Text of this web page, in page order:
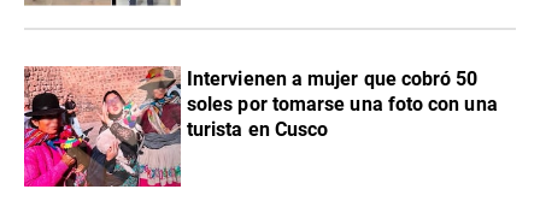
Intervienen a mujer que cobró 50
soles por tomarse una foto con una
turista en Cusco